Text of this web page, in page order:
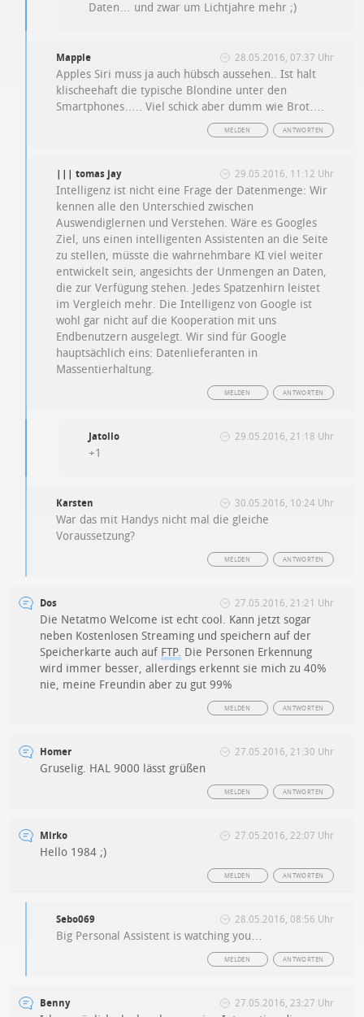
Daten… und zwar um Lichtjahre mehr ;)
Mapple 28.05.2016, 07:37 Uhr
Apples Siri muss ja auch hübsch aussehen.. Ist halt
klischeehaft die typische Blondine unter den
Smartphones….. Viel schick aber dumm wie Brot….
ANTWORTEN
MELDEN
||| tomas jay 29.05.2016, 11:12 Uhr
Intelligenz ist nicht eine Frage der Datenmenge: Wir
kennen alle den Unterschied zwischen
Auswendiglernen und Verstehen. Wäre es Googles
Ziel, uns einen intelligenten Assistenten an die Seite
zu stellen, müsste die wahrnehmbare KI viel weiter
entwickelt sein, angesichts der Unmengen an Daten,
die zur Verfügung stehen. Jedes Spatzenhirn leistet
im Vergleich mehr. Die Intelligenz von Google ist
wohl gar nicht auf die Kooperation mit uns
Endbenutzern ausgelegt. Wir sind für Google
hauptsächlich eins: Datenlieferanten in
Massentierhaltung.
ANTWORTEN
MELDEN
Jatollo 29.05.2016, 21:18 Uhr
+1
Karsten 30.05.2016, 10:24 Uhr
War das mit Handys nicht mal die gleiche
Voraussetzung?
ANTWORTEN
MELDEN
Dos 27.05.2016, 21:21 Uhr
Die Netatmo Welcome ist echt cool. Kann jetzt sogar
neben Kostenlosen Streaming und speichern auf der
Speicherkarte auch auf FTP. Die Personen Erkennung
wird immer besser, allerdings erkennt sie mich zu 40%
nie, meine Freundin aber zu gut 99%
ANTWORTEN
MELDEN
Homer 27.05.2016, 21:30 Uhr
Gruselig. HAL 9000 lässt grüßen
ANTWORTEN
MELDEN
Mirko 27.05.2016, 22:07 Uhr
Hello 1984 ;)
ANTWORTEN
MELDEN
Sebo069 28.05.2016, 08:56 Uhr
Big Personal Assistent is watching you…
ANTWORTEN
MELDEN
Benny 27.05.2016, 23:27 Uhr